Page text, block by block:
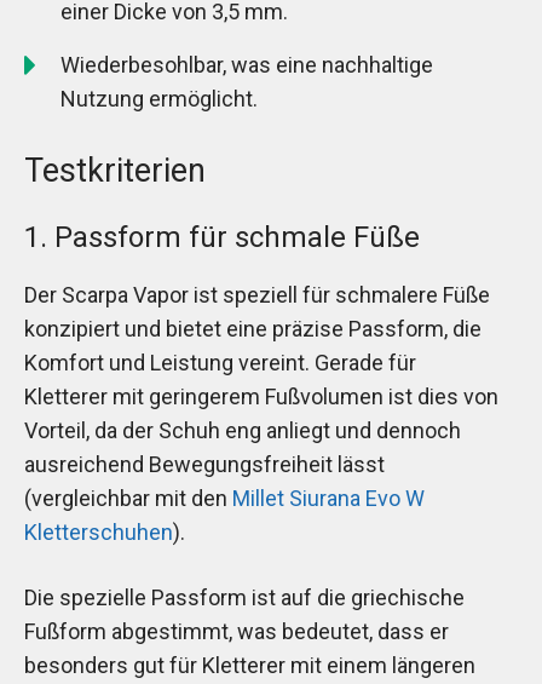
einer Dicke von 3,5 mm.
Wiederbesohlbar, was eine nachhaltige
Nutzung ermöglicht.
Testkriterien
1. Passform für schmale Füße
Der Scarpa Vapor ist speziell für schmalere Füße
konzipiert und bietet eine präzise Passform, die
Komfort und Leistung vereint. Gerade für
Kletterer mit geringerem Fußvolumen ist dies von
Vorteil, da der Schuh eng anliegt und dennoch
ausreichend Bewegungsfreiheit lässt
(vergleichbar mit den Millet Siurana Evo W
Kletterschuhen).
Die spezielle Passform ist auf die griechische
Fußform abgestimmt, was bedeutet, dass er
besonders gut für Kletterer mit einem längeren